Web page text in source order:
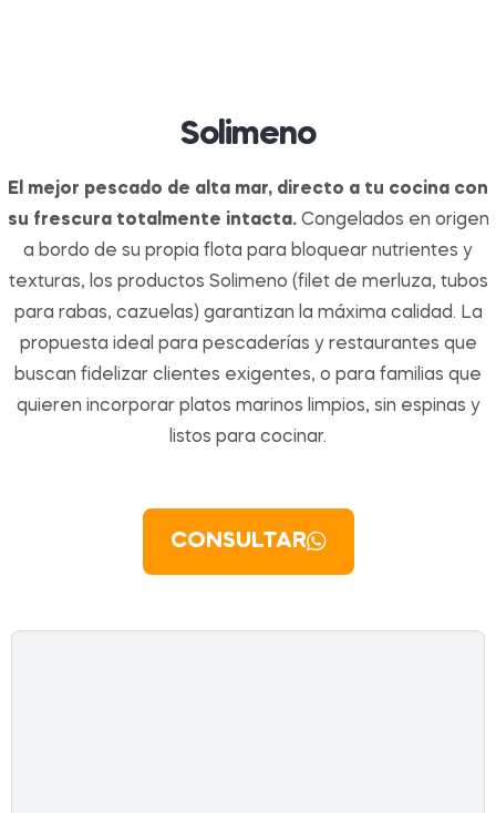
Solimeno
El mejor pescado de alta mar, directo a tu cocina con
su frescura totalmente intacta.Congelados en origen
a bordo de su propia flota para bloquear nutrientes y
texturas, los productos Solimeno (filet de merluza, tubos
para rabas, cazuelas) garantizan la máxima calidad. La
propuesta ideal para pescaderías y restaurantes que
buscan fidelizar clientes exigentes, o para familias que
quieren incorporar platos marinos limpios, sin espinas y
listos para cocinar.
CONSULTAR